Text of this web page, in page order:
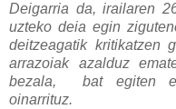
Deigarria da, irailaren
uzteko deia egin
deitzeagatik kritikatzen
arrazoiak azalduz
bezala, bat egiten ez
oinarrituz.